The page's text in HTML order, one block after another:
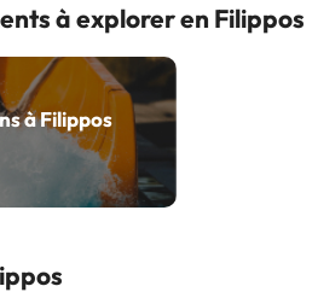
à explorer en Filippos
à Filippos